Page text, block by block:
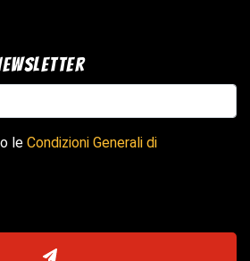
le Condizioni Generali di